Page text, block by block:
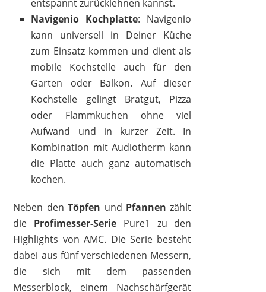
entspannt zurücklehnen kannst.
Navigenio Kochplatte: Navigenio
kann universell in Deiner Küche
zum Einsatz kommen und dient als
mobile Kochstelle auch für den
Garten oder Balkon. Auf dieser
Kochstelle gelingt Bratgut, Pizza
oder Flammkuchen ohne viel
Aufwand und in kurzer Zeit. In
Kombination mit Audiotherm kann
die Platte auch ganz automatisch
kochen.
Neben denTöpfen und Pfannen zählt
die Profimesser-Serie Pure1 zu den
Highlights von AMC. Die Serie besteht
dabei aus fünf verschiedenen Messern,
die sich mit dem passenden
Messerblock, einem Nachschärfgerät